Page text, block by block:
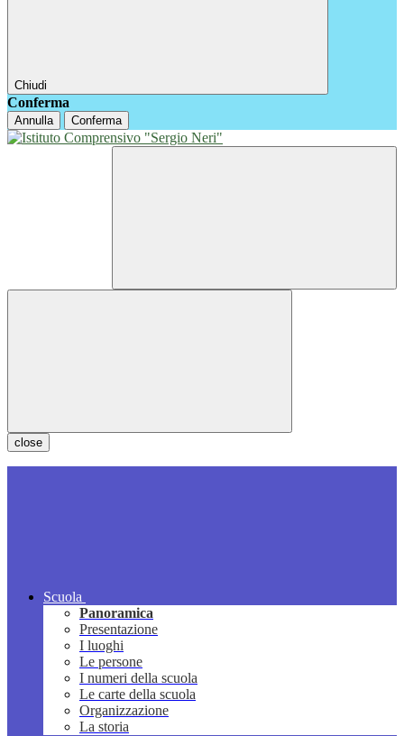
Chiudi
Conferma
Annulla Conferma
close
Scuola
Panoramica
Presentazione
I luoghi
Le persone
I numeri della scuola
Le carte della scuola
Organizzazione
La storia